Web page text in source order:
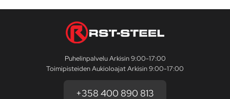
Puhelinpalvelu Arkisin 9:00-17:00
Toimipisteiden Aukioloajat Arkisin 9:00-17:00
+358 400 890 813